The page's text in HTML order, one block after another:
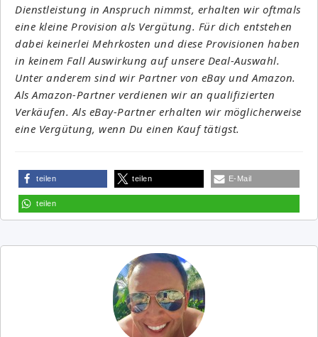
Dienstleistung in Anspruch nimmst, erhalten wir oftmals
eine kleine Provision als Vergütung. Für dich entstehen
dabei keinerlei Mehrkosten und diese Provisionen haben
in keinem Fall Auswirkung auf unsere Deal-Auswahl.
Unter anderem sind wir Partner von eBay und Amazon.
Als Amazon-Partner verdienen wir an qualifizierten
Verkäufen. Als eBay-Partner erhalten wir möglicherweise
eine Vergütung, wenn Du einen Kauf tätigst.
teilen teilen E-Mail
teilen